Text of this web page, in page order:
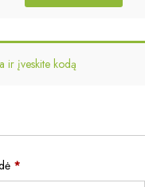
ir įveskite kodą
*